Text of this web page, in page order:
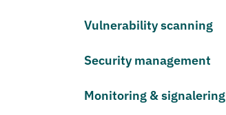
Vulnerability scanning
Security management
Monitoring & signalering